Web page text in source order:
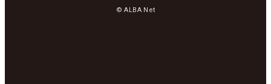
© ALBA Net